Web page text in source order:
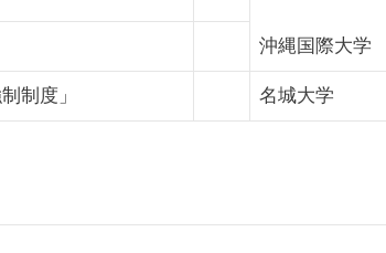
沖縄国際大学
制度」 名城大学